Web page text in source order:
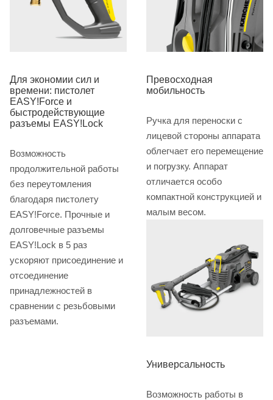
Для экономии сил и
времени: пистолет
EASY!Force и
быстродействующие
разъемы EASY!Lock
Возможность
продолжительной работы
без переутомления
благодаря пистолету
EASY!Force. Прочные и
долговечные разъемы
EASY!Lock в 5 раз
ускоряют присоединение и
отсоединение
принадлежностей в
сравнении с резьбовыми
разъемами.
Превосходная
мобильность
Ручка для переноски с
лицевой стороны аппарата
облегчает его перемещение
и погрузку. Аппарат
отличается особо
компактной конструкцией и
малым весом.
Универсальность
Возможность работы в